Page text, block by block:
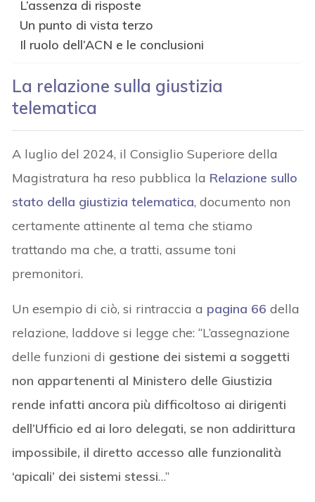
L’assenza di risposte
Un punto di vista terzo
Il ruolo dell’ACN e le conclusioni
La relazione sulla giustizia
telematica
A luglio del 2024, il Consiglio Superiore della
Magistratura ha reso pubblica la Relazione sullo
stato della giustizia telematica, documento non
certamente attinente al tema che stiamo
trattando ma che, a tratti, assume toni
premonitori.
Un esempio di ciò, si rintraccia a pagina 66 della
relazione, laddove si legge che: “L’assegnazione
delle funzioni di gestione dei sistemi a soggetti
non appartenenti al Ministero delle Giustizia
rende infatti ancora più difficoltoso ai dirigenti
dell’Ufficio ed ai loro delegati, se non addirittura
impossibile, il diretto accesso alle funzionalità
‘apicali’ dei sistemi stessi…”